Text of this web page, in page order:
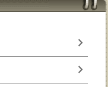
chevron_right
chevron_right